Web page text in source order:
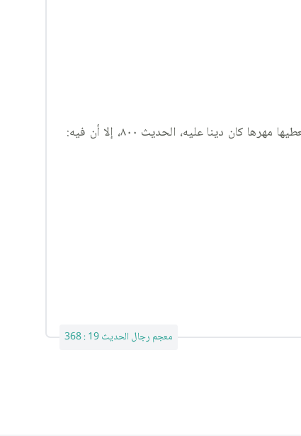
التهذيب: الجزء ٧، باب المهور والأجور، الحديث ١٤٥٤، والإستبصار:الجزء ٣، باب أن الرجل إذا سمى المهر ودخل بالمرأة قبل أن يعطيها مهرها كان دينا عليه، الحديث ٨٠٠، إلا أن فيه:
معجم رجال الحديث 19 : 368